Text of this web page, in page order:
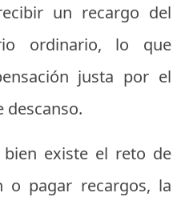
un recargo del
ordinario, lo que
justa por el
descanso.
bien existe el reto de
o pagar recargos, la